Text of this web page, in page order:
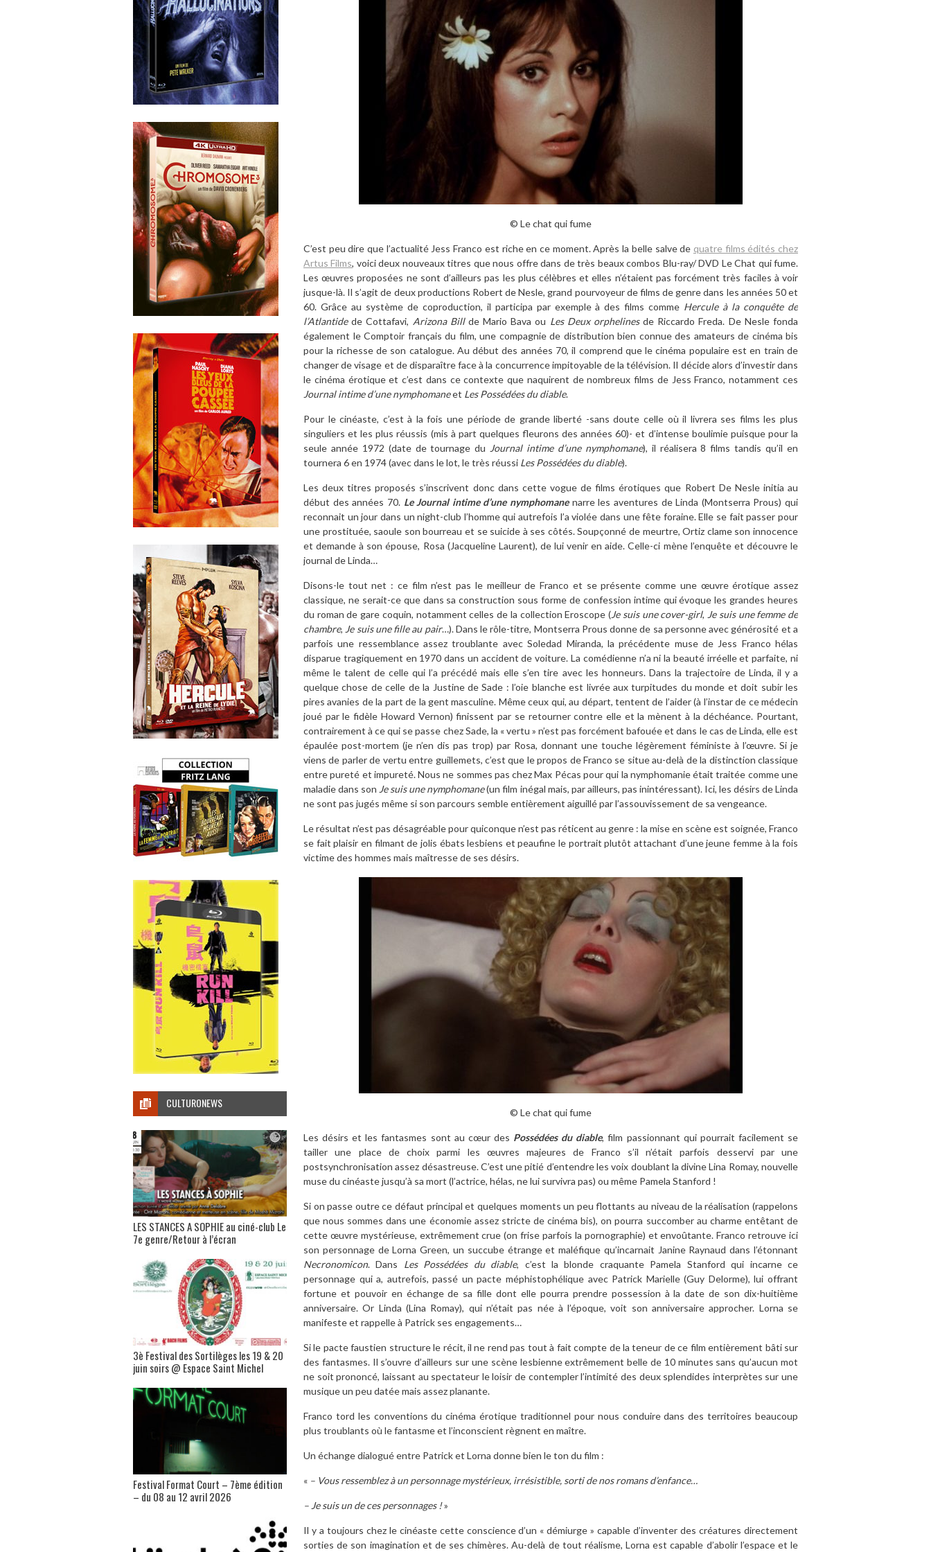
© Le chat qui fume
C’est peu dire que l’actualité Jess Franco est riche en ce moment. Après la belle salve de quatre films édités chez
Artus Films, voici deux nouveaux titres que nous offre dans de très beaux combos Blu-ray/ DVD Le Chat qui fume.
Les œuvres proposées ne sont d’ailleurs pas les plus célèbres et elles n’étaient pas forcément très faciles à voir
jusque-là. Il s’agit de deux productions Robert de Nesle, grand pourvoyeur de films de genre dans les années 50 et
60. Grâce au système de coproduction, il participa par exemple à des films comme Hercule à la conquête de
l’Atlantidede Cottafavi, Arizona Billde Mario Bava ou Les Deux orphelinesde Riccardo Freda. De Nesle fonda
également le Comptoir français du film, une compagnie de distribution bien connue des amateurs de cinéma bis
pour la richesse de son catalogue. Au début des années 70, il comprend que le cinéma populaire est en train de
changer de visage et de disparaître face à la concurrence impitoyable de la télévision. Il décide alors d’investir dans
le cinéma érotique et c’est dans ce contexte que naquirent de nombreux films de Jess Franco, notamment ces
Journal intime d’une nymphomaneet Les Possédées du diable.
Pour le cinéaste, c’est à la fois une période de grande liberté -sans doute celle où il livrera ses films les plus
singuliers et les plus réussis (mis à part quelques fleurons des années 60)- et d’intense boulimie puisque pour la
seule année 1972 (date de tournage du Journal intime d’une nymphomane), il réalisera 8 films tandis qu’il en
tournera 6 en 1974 (avec dans le lot, le très réussi Les Possédées du diable).
Les deux titres proposés s’inscrivent donc dans cette vogue de films érotiques que Robert De Nesle initia au
début des années 70. Le Journal intime d’une nymphomanenarre les aventures de Linda (Montserra Prous) qui
reconnait un jour dans un night-club l’homme qui autrefois l’a violée dans une fête foraine. Elle se fait passer pour
une prostituée, saoule son bourreau et se suicide à ses côtés. Soupçonné de meurtre, Ortiz clame son innocence
et demande à son épouse, Rosa (Jacqueline Laurent), de lui venir en aide. Celle-ci mène l’enquête et découvre le
journal de Linda…
Disons-le tout net : ce film n’est pas le meilleur de Franco et se présente comme une œuvre érotique assez
classique, ne serait-ce que dans sa construction sous forme de confession intime qui évoque les grandes heures
du roman de gare coquin, notamment celles de la collection Eroscope (Je suis une cover-girl, Je suis une femme de
chambre, Je suis une fille au pair…). Dans le rôle-titre, Montserra Prous donne de sa personne avec générosité et a
parfois une ressemblance assez troublante avec Soledad Miranda, la précédente muse de Jess Franco hélas
disparue tragiquement en 1970 dans un accident de voiture. La comédienne n’a ni la beauté irréelle et parfaite, ni
même le talent de celle qui l’a précédé mais elle s’en tire avec les honneurs. Dans la trajectoire de Linda, il y a
quelque chose de celle de la Justine de Sade : l’oie blanche est livrée aux turpitudes du monde et doit subir les
pires avanies de la part de la gent masculine. Même ceux qui, au départ, tentent de l’aider (à l’instar de ce médecin
joué par le fidèle Howard Vernon) finissent par se retourner contre elle et la mènent à la déchéance. Pourtant,
contrairement à ce qui se passe chez Sade, la « vertu » n’est pas forcément bafouée et dans le cas de Linda, elle est
épaulée post-mortem (je n’en dis pas trop) par Rosa, donnant une touche légèrement féministe à l’œuvre. Si je
viens de parler de vertu entre guillemets, c’est que le propos de Franco se situe au-delà de la distinction classique
entre pureté et impureté. Nous ne sommes pas chez Max Pécas pour qui la nymphomanie était traitée comme une
maladie dans son Je suis une nymphomane(un film inégal mais, par ailleurs, pas inintéressant). Ici, les désirs de Linda
ne sont pas jugés même si son parcours semble entièrement aiguillé par l’assouvissement de sa vengeance.
Le résultat n’est pas désagréable pour quiconque n’est pas réticent au genre : la mise en scène est soignée, Franco
se fait plaisir en filmant de jolis ébats lesbiens et peaufine le portrait plutôt attachant d’une jeune femme à la fois
victime des hommes mais maîtresse de ses désirs.
© Le chat qui fume
Les désirs et les fantasmes sont au cœur des Possédées du diable, film passionnant qui pourrait facilement se
tailler une place de choix parmi les œuvres majeures de Franco s’il n’était parfois desservi par une
postsynchronisation assez désastreuse. C’est une pitié d’entendre les voix doublant la divine Lina Romay, nouvelle
muse du cinéaste jusqu’à sa mort (l’actrice, hélas, ne lui survivra pas) ou même Pamela Stanford !
Si on passe outre ce défaut principal et quelques moments un peu flottants au niveau de la réalisation (rappelons
que nous sommes dans une économie assez stricte de cinéma bis), on pourra succomber au charme entêtant de
cette œuvre mystérieuse, extrêmement crue (on frise parfois la pornographie) et envoûtante. Franco retrouve ici
son personnage de Lorna Green, un succube étrange et maléfique qu’incarnait Janine Raynaud dans l’étonnant
Necronomicon. Dans Les Possédées du diable, c’est la blonde craquante Pamela Stanford qui incarne ce
personnage qui a, autrefois, passé un pacte méphistophélique avec Patrick Marielle (Guy Delorme), lui offrant
fortune et pouvoir en échange de sa fille dont elle pourra prendre possession à la date de son dix-huitième
anniversaire. Or Linda (Lina Romay), qui n’était pas née à l’époque, voit son anniversaire approcher. Lorna se
manifeste et rappelle à Patrick ses engagements…
Si le pacte faustien structure le récit, il ne rend pas tout à fait compte de la teneur de ce film entièrement bâti sur
des fantasmes. Il s’ouvre d’ailleurs sur une scène lesbienne extrêmement belle de 10 minutes sans qu’aucun mot
ne soit prononcé, laissant au spectateur le loisir de contempler l’intimité des deux splendides interprètes sur une
musique un peu datée mais assez planante.
Franco tord les conventions du cinéma érotique traditionnel pour nous conduire dans des territoires beaucoup
plus troublants où le fantasme et l’inconscient règnent en maître.
Un échange dialogué entre Patrick et Lorna donne bien le ton du film :
« – Vous ressemblez à un personnage mystérieux, irrésistible, sorti de nos romans d’enfance…
– Je suis un de ces personnages !»
Il y a toujours chez le cinéaste cette conscience d’un « démiurge » capable d’inventer des créatures directement
sorties de son imagination et de ses chimères. Au-delà de tout réalisme, Lorna est capable d’abolir l’espace et le
CULTURONEWS
LES STANCES A SOPHIE au ciné-club Le
7e genre/Retour à l’écran
3è Festival des Sortilèges les 19 & 20
juin soirs @ Espace Saint Michel
Festival Format Court – 7ème édition
– du 08 au 12 avril 2026